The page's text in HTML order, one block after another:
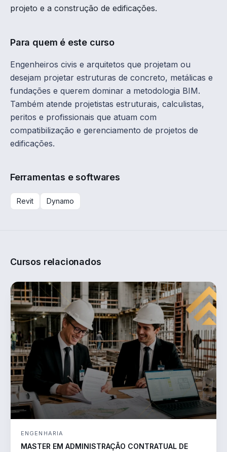
projeto e a construção de edificações.
Para quem é este curso
Engenheiros civis e arquitetos que projetam ou
desejam projetar estruturas de concreto, metálicas e
fundações e querem dominar a metodologia BIM.
Também atende projetistas estruturais, calculistas,
peritos e profissionais que atuam com
compatibilização e gerenciamento de projetos de
edificações.
Ferramentas e softwares
Revit Dynamo
Cursos relacionados
ENGENHARIA
MASTER EM ADMINISTRAÇÃO CONTRATUAL DE